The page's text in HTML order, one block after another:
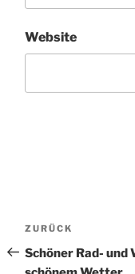
Website
Vorheriger
Beitrag
ZURÜCK
Schöner Rad- und